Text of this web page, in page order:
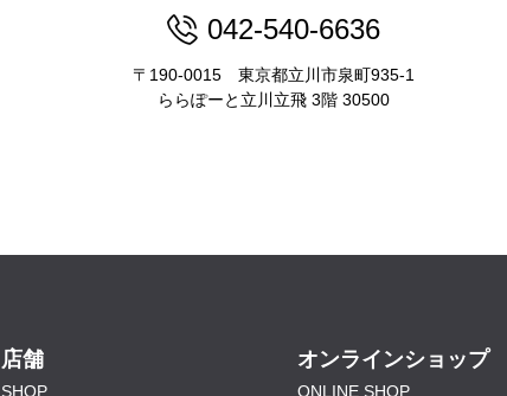
042-540-6636
〒190-0015 東京都立川市泉町935-1
ららぽーと立川立飛 3階 30500
店舗
SHOP
オンラインショップ
ONLINE SHOP